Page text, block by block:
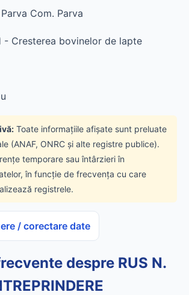
Com. Parva
- Cresterea bovinelor de lapte
Toate informațiile afișate sunt preluate
(ANAF, ONRC și alte registre publice).
temporare sau întârzieri în
în funcție de frecvența cu care
registrele.
/ corectare date
despre RUS N.